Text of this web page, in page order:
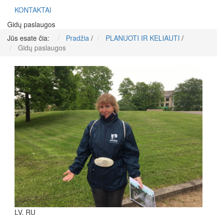
KONTAKTAI
Gidų paslaugos
Jūs esate čia:
Pradžia / PLANUOTI IR KELIAUTI /
Gidų paslaugos
LV, RU